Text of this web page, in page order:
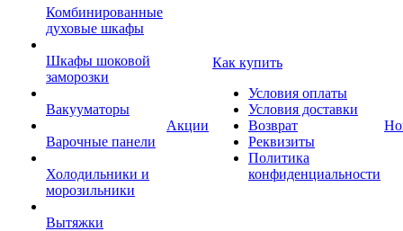
Комбинированные
духовые шкафы
Шкафы шоковой
заморозки
Вакууматоры
Варочные панели
Холодильники и
морозильники
Вытяжки
Акции
Как купить
Условия оплаты
Условия доставки
Возврат
Реквизиты
Политика
конфиденциальности